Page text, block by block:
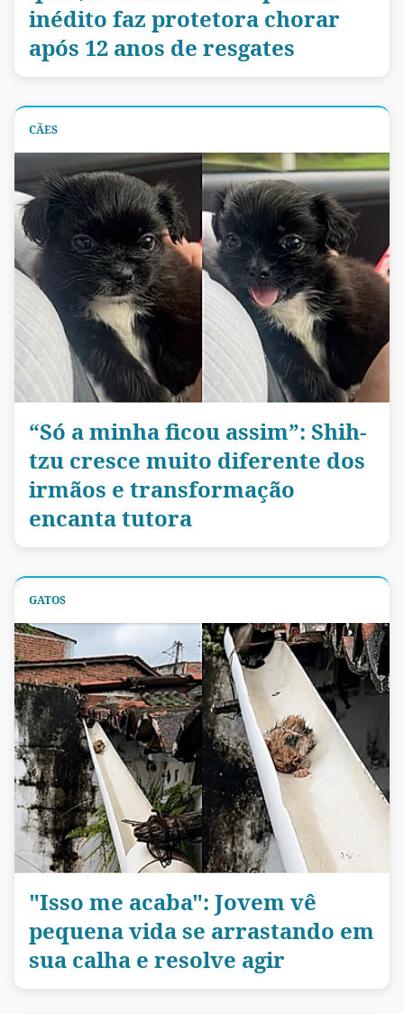
inédito faz protetora chorar
após 12 anos de resgates
CÃES
“Só a minha ficou assim”: Shih-
tzu cresce muito diferente dos
irmãos e transformação
encanta tutora
GATOS
"Isso me acaba": Jovem vê
pequena vida se arrastando em
sua calha e resolve agir